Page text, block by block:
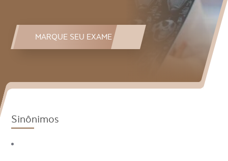
MARQUE SEU EXAME
Sinônimos